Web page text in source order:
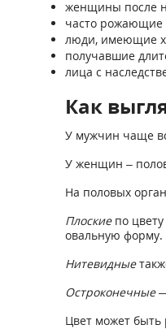
женщины после
часто
люди, имеющие
получавшие
лица с
Как
У мужчин чаще
У женщин –
На половых
Плоскиепо цвету
овальную форму.
Нитевидные
Остроконечные—
Цвет может быть